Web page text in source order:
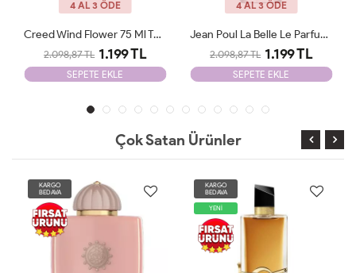
4 AL 3 ÖDE
Creed Wind Flower 75 Ml Tester
2.098,87 TL 1.199 TL
SEPETE EKLE
4 AL 3 ÖDE
Jean Poul La Belle Le Parfum Edp 100 ML Woman Tester
2.098,87 TL 1.199 TL
SEPETE EKLE
Çok Satan Ürünler
KARGO
BEDAVA
KARGO
BEDAVA
YENİ